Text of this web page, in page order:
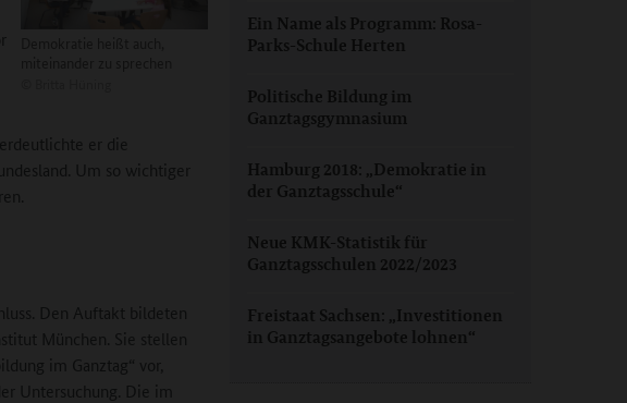
er die
Um so wichtiger
Den Auftakt bildeten
München. Sie stellen
im Ganztag“ vor,
Untersuchung. Die im
Ein Name als Programm: Rosa-
Parks-Schule Herten
Politische Bildung im
Ganztagsgymnasium
Hamburg 2018: „Demokratie in
der Ganztagsschule“
Neue KMK-Statistik für
Ganztagsschulen 2022/2023
Freistaat Sachsen: „Investitionen
in Ganztagsangebote lohnen“